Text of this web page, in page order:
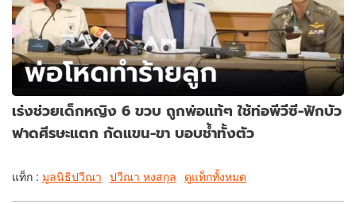
เร่งช่วยเด็กหญิง 6 ขวบ ถูกพ่อแท้ๆ ใช้ท่อพีวีซี-ฟักบัว
ฟาดศีรษะแตก กัดแขน-ขา บอบช้ำทั้งตัว
แท็ก : มูลนิธิปวีณา ปวีณา หงสกุล ดูแท็กทั้งหมด